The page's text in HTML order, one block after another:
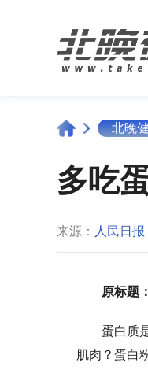
北晚
多吃
来源： 人民日报
原标题
蛋白质
肌肉？蛋白